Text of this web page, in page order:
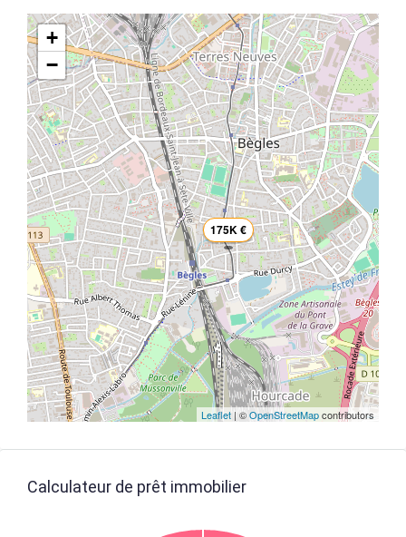
175K €
+
−
Leaflet | ©OpenStreetMapcontributors
Calculateur de prêt immobilier